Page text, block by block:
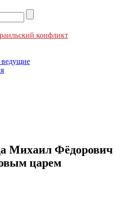
конфликт
Михаил Фёдорович
царем